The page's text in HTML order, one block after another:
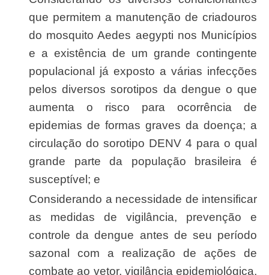
que permitem a manutenção de criadouros
do mosquito Aedes aegypti nos Municípios
e a existência de um grande contingente
populacional já exposto a várias infecções
pelos diversos sorotipos da dengue o que
aumenta o risco para ocorrência de
epidemias de formas graves da doença; a
circulação do sorotipo DENV 4 para o qual
grande parte da população brasileira é
susceptível; e
Considerando a necessidade de intensificar
as medidas de vigilância, prevenção e
controle da dengue antes de seu período
sazonal com a realização de ações de
combate ao vetor, vigilância epidemiológica,